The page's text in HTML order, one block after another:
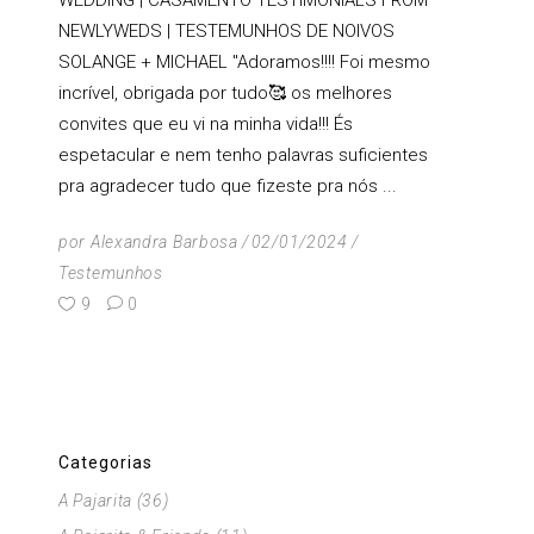
NEWLYWEDS | TESTEMUNHOS DE NOIVOS
SOLANGE + MICHAEL "Adoramos!!!! Foi mesmo
incrível, obrigada por tudo🥰 os melhores
convites que eu vi na minha vida!!! És
espetacular e nem tenho palavras suficientes
pra agradecer tudo que fizeste pra nós
por Alexandra Barbosa
02/01/2024
Testemunhos
9
0
Categorias
A Pajarita (36)